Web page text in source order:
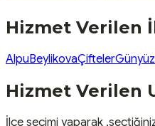
Hizmet Verilen
AlpuBeylikovaÇifteler
Hizmet Verilen
İlçe seçimi yaparak